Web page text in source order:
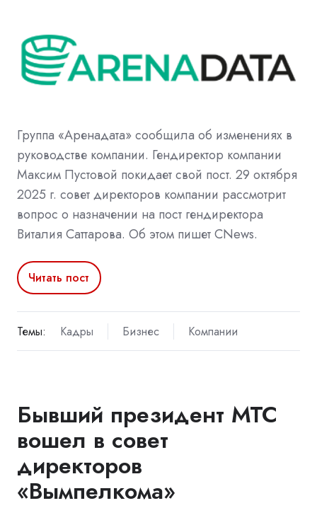
Группа «Аренадата» сообщила об изменениях в
руководстве компании. Гендиректор компании
Максим Пустовой покидает свой пост. 29 октября
2025 г. совет директоров компании рассмотрит
вопрос о назначении на пост гендиректора
Виталия Саттарова. Об этом пишет CNews.
Читать пост
Темы: Кадры Бизнес Компании
Бывший президент МТС
вошел в совет
директоров
«Вымпелкома»